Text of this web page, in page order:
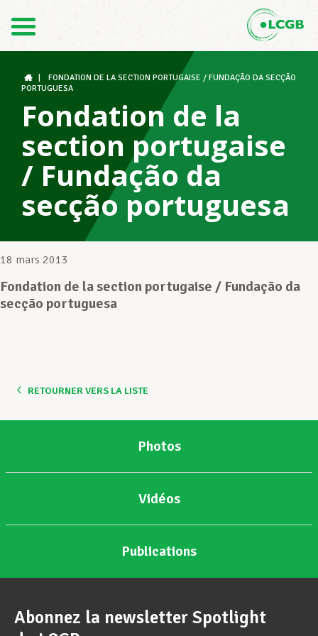
DE
Le LCGB
Structures syndicales
Assistance au Travail
Vos droits
FONDATION DE LA SECTION PORTUGAISE / FUNDAÇÃO DA SECÇÃO
PORTUGUESA
Fondation de la
section portugaise
/ Fundação da
secção portuguesa
18 mars 2013
Fondation de la section portugaise / Fundação da
secção portuguesa
RETOURNER VERS LA LISTE
Photos
Vidéos
Publications
Abonnez la newsletter Spotlight